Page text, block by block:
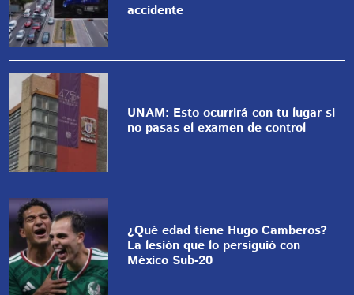
accidente
UNAM: Esto ocurrirá con tu lugar si
no pasas el examen de control
¿Qué edad tiene Hugo Camberos?
La lesión que lo persiguió con
México Sub-20